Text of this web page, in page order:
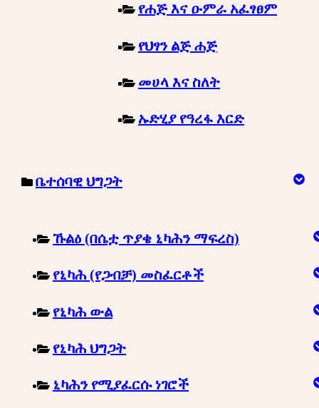
የሐጅ እና ዑምራ አፈፃፀም
የህፃን ልጅ ሐጅ
መሀላ እና ስለት
ኡድሂያ የዓረፋ እርድ
ቤተሰባዊ ህግጋት
ኹልዕ (በሴቷ ጥያቄ ኒካሕን ማፍረስ)
የኒካሕ (የጋብቻ) መስፈርቶች
የኒካሕ ውል
የኒካሕ ህግጋት
ኒካሕን የሚያፈርሱ ነገሮች